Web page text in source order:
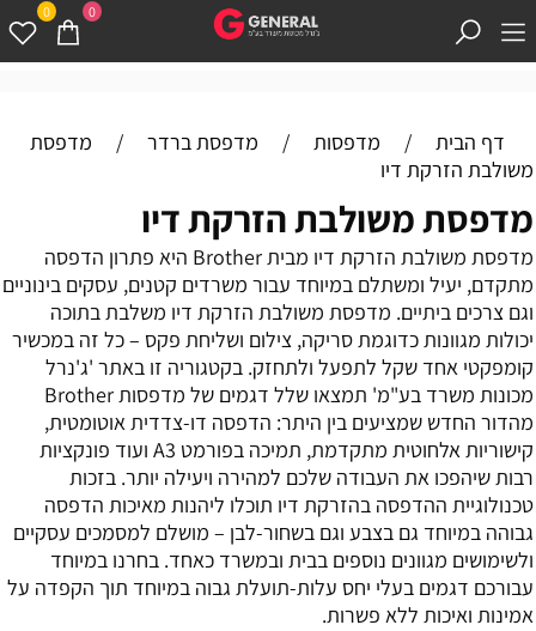
0 0
דף הבית / מדפסות / מדפסת ברדר /
מדפסת
משולבת הזרקת דיו
מדפסת משולבת הזרקת דיו
מדפסת משולבת הזרקת דיו מבית Brother היא פתרון הדפסה
מתקדם, יעיל ומשתלם במיוחד עבור משרדים קטנים, עסקים בינוניים
וגם צרכים ביתיים. מדפסת משולבת הזרקת דיו משלבת בתוכה
יכולות מגוונות כדוגמת סריקה, צילום ושליחת פקס – כל זה במכשיר
קומפקטי אחד שקל לתפעל ולתחזק. בקטגוריה זו באתר 'ג'נרל
מכונות משרד בע"מ' תמצאו שלל דגמים של מדפסות Brother
מהדור החדש שמציעים בין היתר: הדפסה דו-צדדית אוטומטית,
קישוריות אלחוטית מתקדמת, תמיכה בפורמט A3 ועוד פונקציות
רבות שיהפכו את העבודה שלכם למהירה ויעילה יותר. בזכות
טכנולוגיית ההדפסה בהזרקת דיו תוכלו ליהנות מאיכות הדפסה
גבוהה במיוחד גם בצבע וגם בשחור-לבן – מושלם למסמכים עסקיים
ולשימושים מגוונים נוספים בבית ובמשרד כאחד. בחרנו במיוחד
עבורכם דגמים בעלי יחס עלות-תועלת גבוה במיוחד תוך הקפדה על
אמינות ואיכות ללא פשרות.